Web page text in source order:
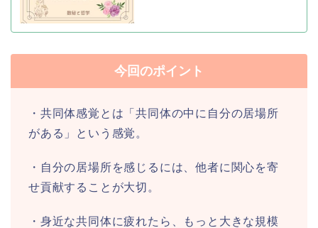
今回のポイント
・共同体感覚とは「共同体の中に自分の居場所
がある」という感覚。
・自分の居場所を感じるには、他者に関心を寄
せ貢献することが大切。
・身近な共同体に疲れたら、もっと大きな規模